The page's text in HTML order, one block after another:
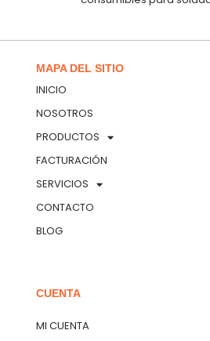
MAPA DEL SITIO
INICIO
NOSOTROS
PRODUCTOS
FACTURACIÓN
SERVICIOS
CONTACTO
BLOG
CUENTA
MI CUENTA